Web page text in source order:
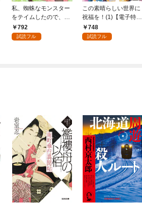
私、蜘蛛なモンスター
をテイムしたので、ス
パイダーシルクで裁縫
を頑張ります！ 1
792
試読フル
この素晴らしい世界に
祝福を！(1)【電子特別
版】748
試読フル